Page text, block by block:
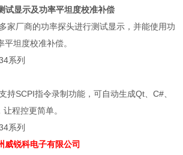
试显示及功率平坦度校准补偿
家厂商的功率探头进行测试显示，并能使用功
坦度校准补偿。
持SCPI指令录制功能，可自动生成Qt、C#、
程控更简单。
威锐科电子有限公司